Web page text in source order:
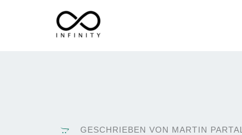
GESCHRIEBEN VON MARTIN PARTAL